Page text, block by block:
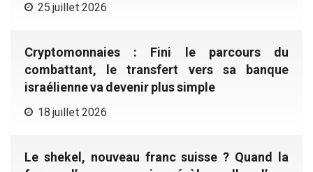
25 juillet 2026
Cryptomonnaies : Fini le parcours du
combattant, le transfert vers sa banque
israélienne va devenir plus simple
18 juillet 2026
Le shekel, nouveau franc suisse ? Quand la